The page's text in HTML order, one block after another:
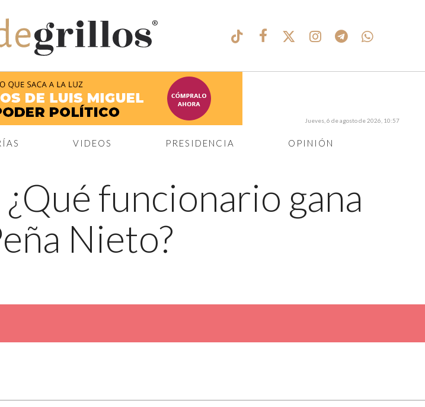
®
VIDEOS PRESIDENCIA OPINIÓN
Jueves, 6 de agosto de 2026, 10:57
¿Qué funcionario gana
Nieto?